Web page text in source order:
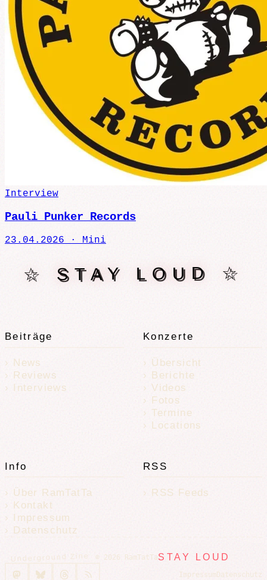
Interview
Pauli Punker Records
23.04.2026 · Mini
☆ STAY LOUD ☆
Beiträge
News
Reviews
Interviews
Konzerte
Übersicht
Berichte
Videos
Fotos
Termine
Locations
Info
Über RamTatTa
Kontakt
Impressum
Datenschutz
RSS
RSS Feeds
Underground Zine © 2026 RamTatTaSTAY LOUD
ImpressumDatenschutz